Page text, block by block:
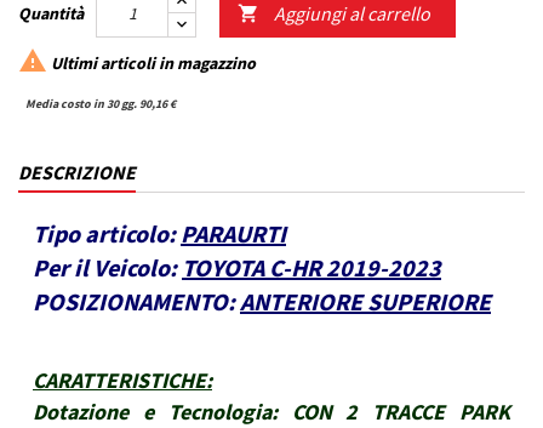
Quantità  Aggiungi al carrello
 Ultimi articoli in magazzino
Media costo in 30 gg. 90,16 €
DESCRIZIONE
Tipo articolo: PARAURTI
Per il Veicolo: TOYOTA C-HR 2019-2023
POSIZIONAMENTO:ANTERIORE SUPERIORE
CARATTERISTICHE:
Dotazione e Tecnologia:
CON 2 TRACCE PARK